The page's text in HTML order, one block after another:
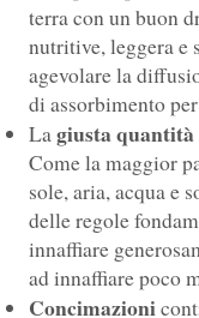
terra con un buon
nutritive, leggera e
agevolare la
di assorbimento
Lagiusta
Come la maggior
sole, aria, acqua e
delle regole
innaffiare
ad innaffiare poco
Concimazioni